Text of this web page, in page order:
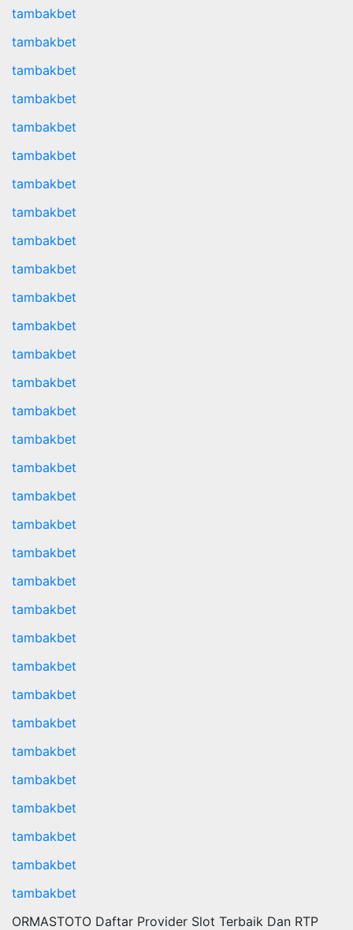
tambakbet
tambakbet
tambakbet
tambakbet
tambakbet
tambakbet
tambakbet
tambakbet
tambakbet
tambakbet
tambakbet
tambakbet
tambakbet
tambakbet
tambakbet
tambakbet
tambakbet
tambakbet
tambakbet
tambakbet
tambakbet
tambakbet
tambakbet
tambakbet
tambakbet
tambakbet
tambakbet
tambakbet
tambakbet
tambakbet
tambakbet
tambakbet
ORMASTOTO Daftar Provider Slot Terbaik Dan RTP